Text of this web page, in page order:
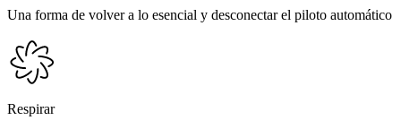
Una forma de volver a lo esencial y desconectar el piloto automático
Respirar